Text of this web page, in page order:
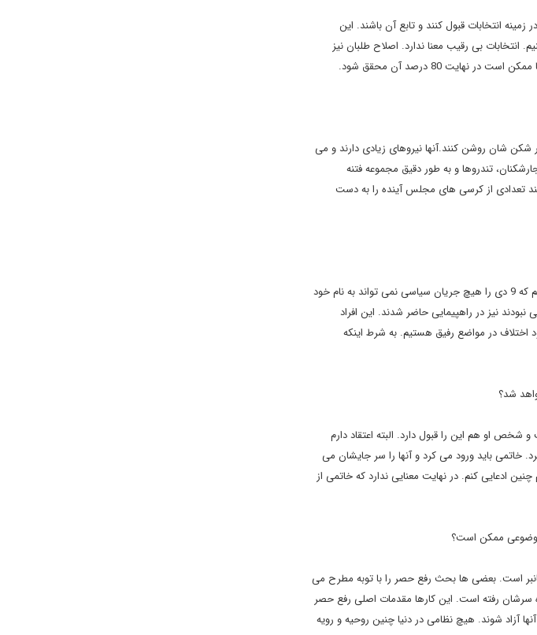
انتخابات قبول کنند و تابع آن باشند. این
انتخابات بی رقیب معنا ندارد. اصلاح طلبان نیز
80 درصد آن محقق شود.
شان روشن کنند.آنها نیروهای زیادی دارند و می
تندروها و به طور دقیق مجموعه فتنه
تعدادی از کرسی های مجلس آینده را به دست
متاسفانه خاستگاه فتنه از اصلاح طلبان است. البته تعدادی از آنها از این موضوع بر گشتند. ما مدعی هستیم که 9 دی را هیچ جریان سیاسی نمی تواند به نام خود
راضی نبودند نیز در راهپیمایی حاضر شدند. این افراد
اختلاف در مواضع رفیق هستیم. به شرط اینکه
شد؟
شخص او هم این را قبول دارد. البته اعتقاد دارم
حضور پیدا نکرد. خاتمی باید ورود می کرد و آنها را سر جایشان می
ادعایی کنم. در نهایت معنایی ندارد که خاتمی از
موضوعی ممکن است؟
است. بعضی ها بحث رفع حصر را با توبه مطرح می
سرشان رفته است. این کارها مقدمات اصلی رفع حصر
آزاد شوند. هیچ نظامی در دنیا چنین روحیه و رویه